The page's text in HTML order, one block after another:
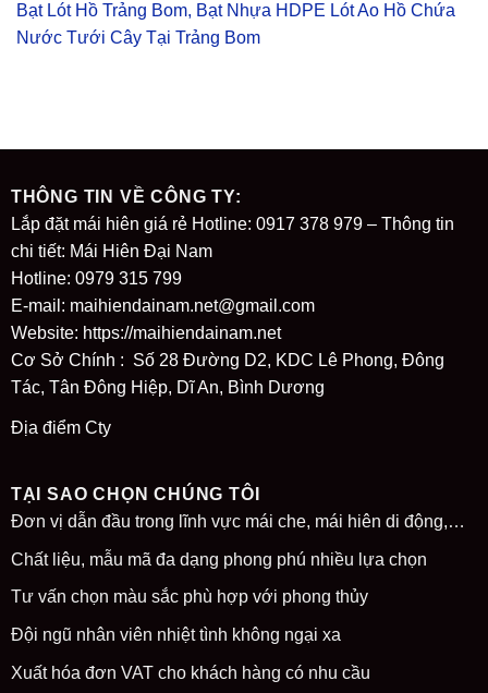
Bạt Lót Hồ Trảng Bom, Bạt Nhựa HDPE Lót Ao Hồ Chứa
Nước Tưới Cây Tại Trảng Bom
THÔNG TIN VỀ CÔNG TY:
Lắp đặt mái hiên giá rẻ Hotline: 0917 378 979 – Thông tin
chi tiết: Mái Hiên Đại Nam
Hotline: 0979 315 799
E-mail: maihiendainam.net@gmail.com
Website: https://maihiendainam.net
Cơ Sở Chính : Số 28 Đường D2, KDC Lê Phong, Đông
Tác, Tân Đông Hiệp, Dĩ An, Bình Dương
Địa điểm Cty
TẠI SAO CHỌN CHÚNG TÔI
Đơn vị dẫn đầu trong lĩnh vực mái che, mái hiên di động,…
Chất liệu, mẫu mã đa dạng phong phú nhiều lựa chọn
Tư vấn chọn màu sắc phù hợp với phong thủy
Đội ngũ nhân viên nhiệt tình không ngại xa
Xuất hóa đơn VAT cho khách hàng có nhu cầu